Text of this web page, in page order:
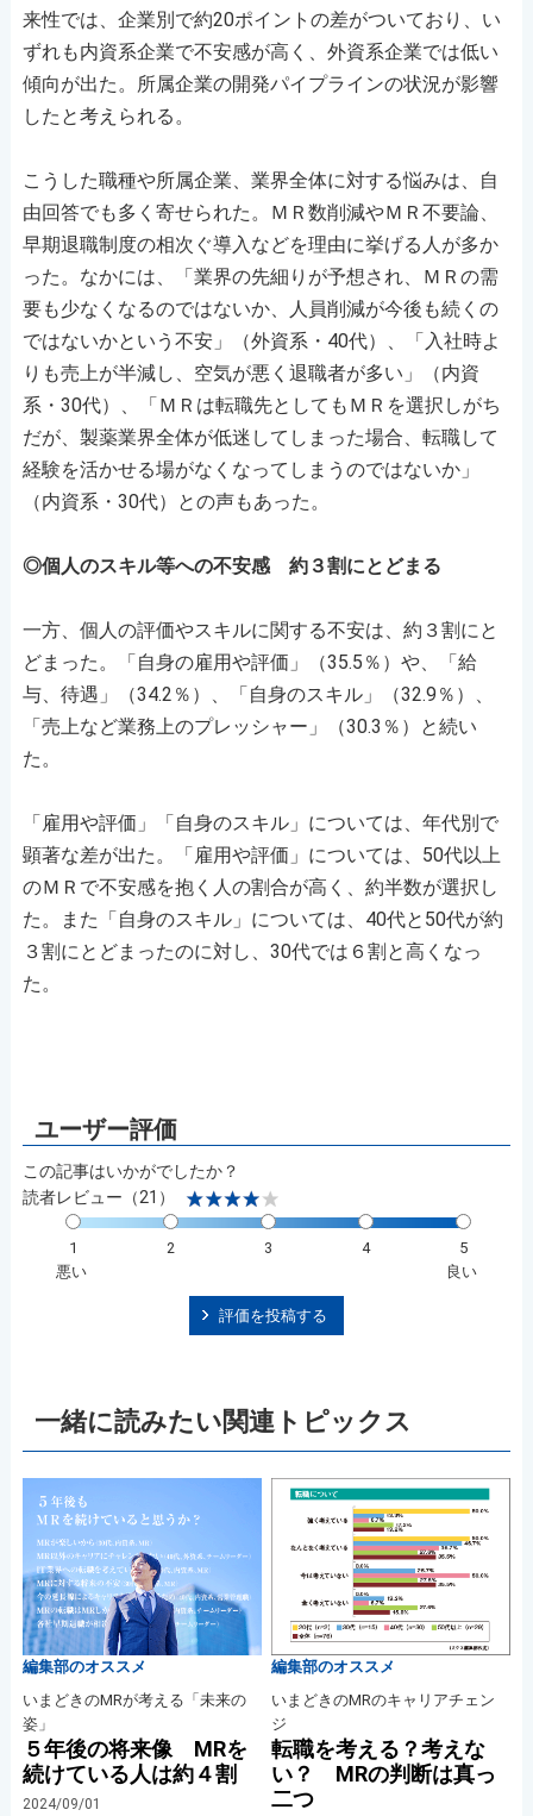
来性では、企業別で約20ポイントの差がついており、い
ずれも内資系企業で不安感が高く、外資系企業では低い
傾向が出た。所属企業の開発パイプラインの状況が影響
したと考えられる。
こうした職種や所属企業、業界全体に対する悩みは、自
由回答でも多く寄せられた。ＭＲ数削減やＭＲ不要論、
早期退職制度の相次ぐ導入などを理由に挙げる人が多か
った。なかには、「業界の先細りが予想され、ＭＲの需
要も少なくなるのではないか、人員削減が今後も続くの
ではないかという不安」（外資系・40代）、「入社時よ
りも売上が半減し、空気が悪く退職者が多い」（内資
系・30代）、「ＭＲは転職先としてもＭＲを選択しがち
だが、製薬業界全体が低迷してしまった場合、転職して
経験を活かせる場がなくなってしまうのではないか」
（内資系・30代）との声もあった。
◎個人のスキル等への不安感 約３割にとどまる
一方、個人の評価やスキルに関する不安は、約３割にと
どまった。「自身の雇用や評価」（35.5％）や、「給
与、待遇」（34.2％）、「自身のスキル」（32.9％）、
「売上など業務上のプレッシャー」（30.3％）と続い
た。
「雇用や評価」「自身のスキル」については、年代別で
顕著な差が出た。「雇用や評価」については、50代以上
のＭＲで不安感を抱く人の割合が高く、約半数が選択し
た。また「自身のスキル」については、40代と50代が約
３割にとどまったのに対し、30代では６割と高くなっ
た。
この記事はいかがでしたか？
読者レビュー（21）
1 2 3 4
5
悪い
良い
評価を投稿する
一緒に読みたい関連トピックス
編集部のオススメ
いまどきのMRが考える「未来の
姿」
５年後の将来像 MRを
続けている人は約４割
2024/09/01
編集部のオススメ
いまどきのMRのキャリアチェン
ジ
転職を考える？考えな
い？ MRの判断は真っ
二つ